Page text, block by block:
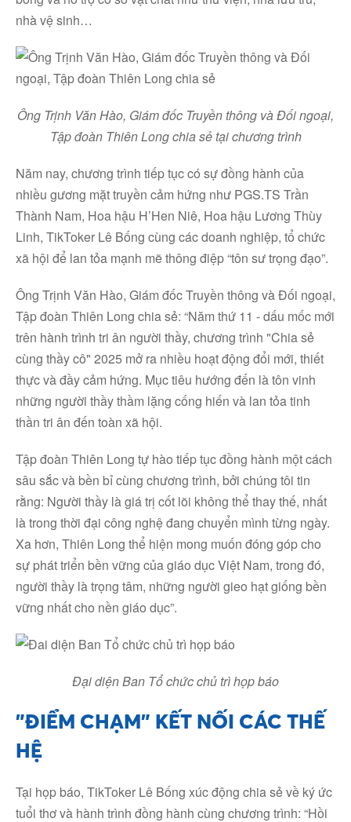
nhà vệ sinh…
Ông Trịnh Văn Hào, Giám đốc Truyền thông và Đối ngoại,
Tập đoàn Thiên Long chia sẻ tại chương trình
Năm nay, chương trình tiếp tục có sự đồng hành của
nhiều gương mặt truyền cảm hứng như PGS.TS Trần
Thành Nam, Hoa hậu H’Hen Niê, Hoa hậu Lương Thùy
Linh, TikToker Lê Bống cùng các doanh nghiệp, tổ chức
xã hội để lan tỏa mạnh mẽ thông điệp “tôn sư trọng đạo”.
Ông Trịnh Văn Hào, Giám đốc Truyền thông và Đối ngoại,
Tập đoàn Thiên Long chia sẻ: “Năm thứ 11 - dấu mốc mới
trên hành trình tri ân người thầy, chương trình "Chia sẻ
cùng thầy cô" 2025 mở ra nhiều hoạt động đổi mới, thiết
thực và đầy cảm hứng. Mục tiêu hướng đến là tôn vinh
những người thầy thầm lặng cống hiến và lan tỏa tinh
thần tri ân đến toàn xã hội.
Tập đoàn Thiên Long tự hào tiếp tục đồng hành một cách
sâu sắc và bền bỉ cùng chương trình, bởi chúng tôi tin
rằng: Người thầy là giá trị cốt lõi không thể thay thế, nhất
là trong thời đại công nghệ đang chuyển mình từng ngày.
Xa hơn, Thiên Long thể hiện mong muốn đóng góp cho
sự phát triển bền vững của giáo dục Việt Nam, trong đó,
người thầy là trọng tâm, những người gieo hạt giống bền
vững nhất cho nền giáo dục”.
Đại diện Ban Tổ chức chủ trì họp báo
"ĐIỂM CHẠM" KẾT NỐI CÁC THẾ
HỆ
Tại họp báo, TikToker Lê Bống xúc động chia sẻ về ký ức
tuổi thơ và hành trình đồng hành cùng chương trình: “Hồi